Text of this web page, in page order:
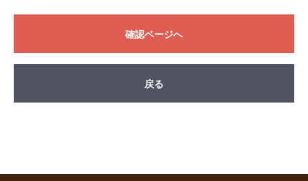
確認ページへ
戻る